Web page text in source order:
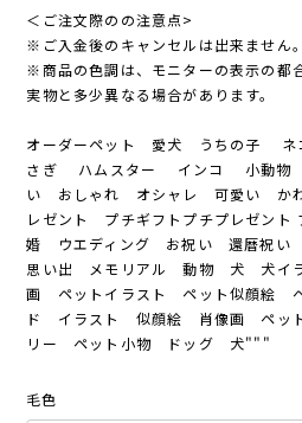
＜ご注文際のの注意点>
※ご入金後のキャンセルは出来ません。
※商品の色調は、モニターの表示の都
実物と多少異なる場合があります。
オーダーペット 愛犬 うちの子
さぎ ハムスター インコ 小動物
い おしゃれ オシャレ 可愛い か
レゼント プチギフトプチプレゼン
婚 ウエディング お祝い 還暦祝
思い出 メモリアル 動物 犬 犬イ
画 ペットイラスト ペット似顔絵
ド イラスト 似顔絵 肖像画 ペット
リー ペット小物 ドッグ 犬"""
毛色